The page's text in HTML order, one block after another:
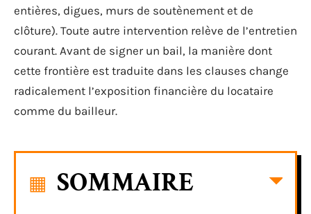
entières, digues, murs de soutènement et de
clôture). Toute autre intervention relève de l’entretien
courant. Avant de signer un bail, la manière dont
cette frontière est traduite dans les clauses change
radicalement l’exposition financière du locataire
comme du bailleur.
SOMMAIRE